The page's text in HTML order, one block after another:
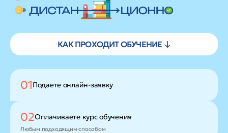
КАК ПРОХОДИТ ОБУЧЕНИЕ ↓
01Подаете онлайн-заявку
02Оплачиваете курс обучения
Любым подходящим способом